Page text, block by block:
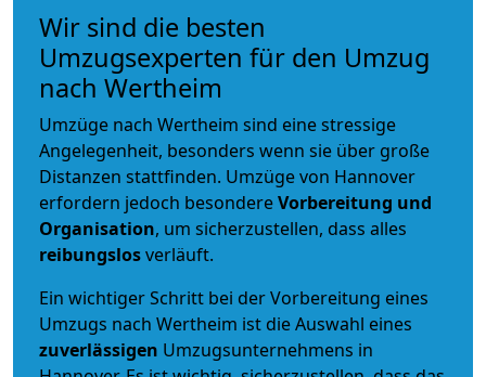
Wir sind die besten
Umzugsexperten für den Umzug
nach Wertheim
Umzüge nach Wertheim sind eine stressige
Angelegenheit, besonders wenn sie über große
Distanzen stattfinden. Umzüge von Hannover
erfordern jedoch besondereVorbereitung und
Organisation, um sicherzustellen, dass alles
reibungslosverläuft.
Ein wichtiger Schritt bei der Vorbereitung eines
Umzugs nach Wertheim ist die Auswahl eines
zuverlässigen Umzugsunternehmens in